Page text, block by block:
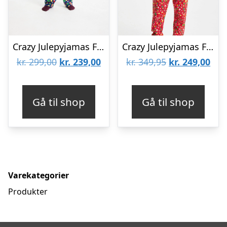
Crazy Julepyjamas Flannel – Børn.
kr.299,00 Den
var:
kr. 299,00.
kr. 239,00Den
kr. 239,00.
Gå til shop
Crazy Julepyjamas Flannel Rød – herre / mænd.
kr.349,95 Den
var:
kr. 349,95.
kr. 249,00Den
kr.
Gå til shop
Varekategorier
Produkter